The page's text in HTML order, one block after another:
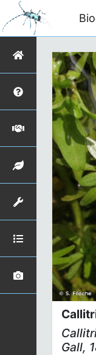
Gall,